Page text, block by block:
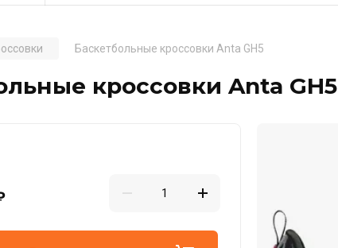
Баскетбольные кроссовки Anta GH5
кроссовки Anta GH5